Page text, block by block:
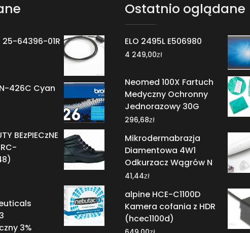
64396-01R
426C Cyan
BEzPIECzNE
3%
Ostatnio oglądane
ELO 2495L E506980
4 249,00zł
Neomed 100X Fartuch
Medyczny Ochronny
Jednorazowy 30G
296,68zł
Mikrodermabrazja
Diamentowa 4W1
Odkurzacz Wągrów N
41,44zł
alpine HCE-C1100D
Kamera cofania z HDR
(hcec1100d)